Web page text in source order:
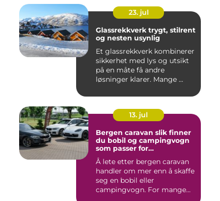
23. jul
Glassrekkverk trygt, stilrent
og nesten usynlig
Et glassrekkverk kombinerer
sikkerhet med lys og utsikt
på en måte få andre
løsninger klarer. Mange ...
13. jul
Bergen caravan slik finner
du bobil og campingvogn
som passer for
vestlandsværet
Å lete etter bergen caravan
handler om mer enn å skaffe
seg en bobil eller
campingvogn. For mange